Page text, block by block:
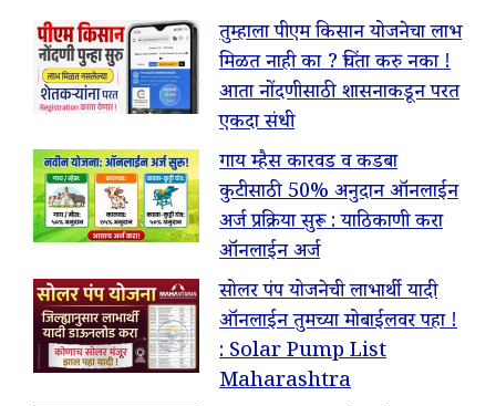
तुम्हाला पीएम किसान योजनेचा लाभ
मिळत नाही का ? चिंता करु नका !
आता नोंदणीसाठी शासनाकडून परत
एकदा संधी
गाय म्हैस कारवड व कडबा
कुटीसाठी 50% अनुदान ऑनलाईन
अर्ज प्रक्रिया सुरू : याठिकाणी करा
ऑनलाईन अर्ज
सोलर पंप योजनेची लाभार्थी यादी
ऑनलाईन तुमच्या मोबाईलवर पहा !
: Solar Pump List
Maharashtra